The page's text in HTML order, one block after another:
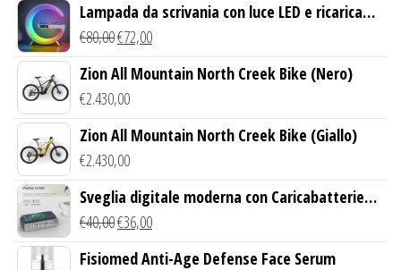
Lampada da scrivania con luce LED e ricarica
wireless
€80,00€72,00
Zion All Mountain North Creek Bike (Nero)
€2.430,00
Zion All Mountain North Creek Bike (Giallo)
€2.430,00
Sveglia digitale moderna con Caricabatterie
Wireless Qi
€40,00€36,00
Fisiomed Anti-Age Defense Face Serum